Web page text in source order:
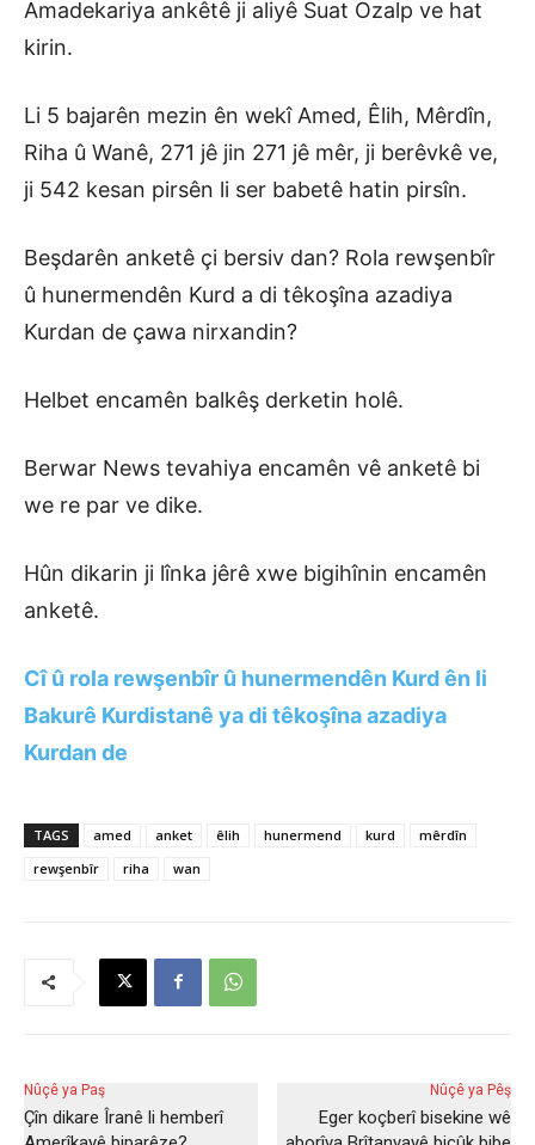
Amadekariya ankêtê ji aliyê Suat Ozalp ve hat
kirin.
Li 5 bajarên mezin ên wekî Amed, Êlih, Mêrdîn,
Riha û Wanê, 271 jê jin 271 jê mêr, ji berêvkê ve,
ji 542 kesan pirsên li ser babetê hatin pirsîn.
Beşdarên anketê çi bersiv dan? Rola rewşenbîr
û hunermendên Kurd a di têkoşîna azadiya
Kurdan de çawa nirxandin?
Helbet encamên balkêş derketin holê.
Berwar News tevahiya encamên vê anketê bi
we re par ve dike.
Hûn dikarin ji lînka jêrê xwe bigihînin encamên
anketê.
Cî û rola rewşenbîr û hunermendên Kurd ên li
Bakurê Kurdistanê ya di têkoşîna azadiya
Kurdan de
TAGS amed anket êlih hunermend kurd
mêrdîn
rewşenbîr
riha wan
Nûçê ya Paş
Çîn dikare Îranê li hemberî
Nûçê ya Pêş
Eger koçberî bisekine wê